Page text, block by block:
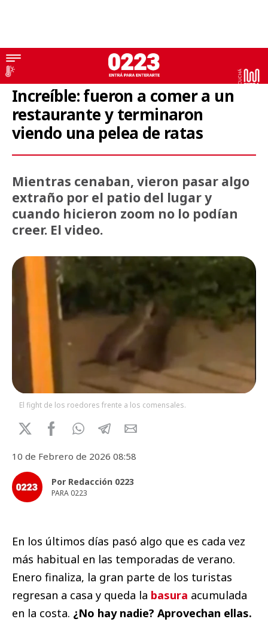
Video
Increíble: fueron a comer a un
restaurante y terminaron
viendo una pelea de ratas
Mientras cenaban, vieron pasar algo
extraño por el patio del lugar y
cuando hicieron zoom no lo podían
creer. El video.
El fight de los roedores frente a los comensales.
10 de Febrero de 2026 08:58
Por Redacción 0223
PARA 0223
En los últimos días pasó algo que es cada vez
más habitual en las temporadas de verano.
Enero finaliza, la gran parte de los turistas
regresan a casa y queda la basura acumulada
en la costa. ¿No hay nadie? Aprovechan ellas.